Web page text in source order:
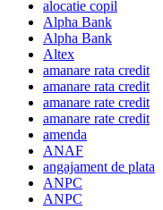
alocatie copil
Alpha Bank
Alpha Bank
Altex
amanare rata credit
amanare rata credit
amanare rate credit
amanare rate credit
amenda
ANAF
angajament de plata
ANPC
ANPC